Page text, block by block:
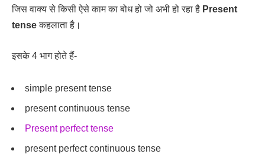
जिस वाक्य से किसी ऐसे काम का बोध हो जो अभी हो रहा है Present
tenseकहलाता है।
इसके 4 भाग होते हैं-
simple present tense
present continuous tense
Present perfect tense
present perfect continuous tense